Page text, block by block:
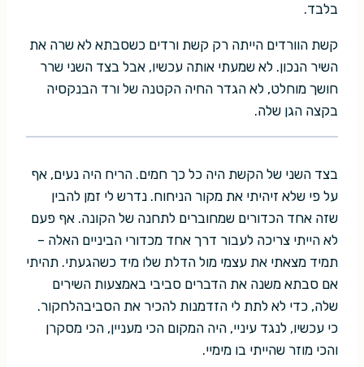
בלבד.
קשת הוורדים הייתה רק קשת ורדים כשסבתא לא שרה את
השיר הנכון. לא שמעתי אותה עכשיו, אבל בצד השני שרר
חושך מוחלט, לא הגדר החיה הקטנה של ורד הבנקסיה
בקצה הגן שלה.
בצד השני של הקשת היה כל כך חמים. הריח היה נעים, אף
על פי שלא זיהיתי את מקור הניחוח. נדרש לי זמן להבין
שזה אחד הכדורים שמחוברים לתחנה של הקונה. אף פעם
לא הייתי צריכה לעבור דרך אחד מכדורי הביניים האלה –
תמיד מצאתי את עצמי מול הדלת שלו מיד כשהגעתי. תהיתי
אם סבתא משנה את הדברים סביבי באמצעות השירים
שלה, כדי לא לתת לי הזדמנות להכיר את הסביבהלחקור.
כי עכשיו, לנגד עיניי, היה המקום הכי מעניין, הכי מסקרן
והכי מוזר שהייתי בו מימיי.